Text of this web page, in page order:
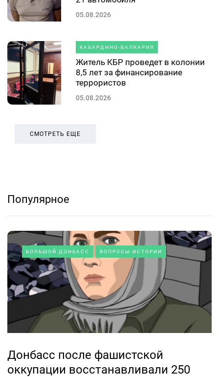
05.08.2026
КАБАРДИНО-БАЛКАРИЯ
Житель КБР проведет в колонии
8,5 лет за финансирование
террористов
05.08.2026
СМОТРЕТЬ ЕЩЕ
Популярное
БОЛЬШОЙ ДОНБАСС ВОПРОСЫ ИСТОРИИ
Донбасс после фашистской
оккупации восстанавливали 250